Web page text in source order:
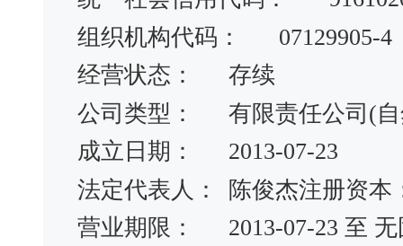
组织机构代码：
07129905-4
经营状态：
存续
公司类型：
有限责任公司(
成立日期：
2013-07-23
法定代表人：
陈俊杰注册资本
营业期限：
2013-07-23 至